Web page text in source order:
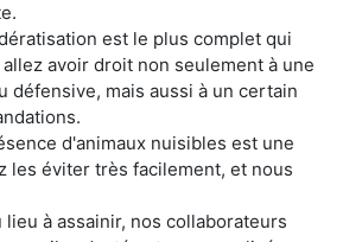
est le plus complet qui
avoir droit non seulement à une
défensive, mais aussi à un certain
d'animaux nuisibles est une
les éviter très facilement, et nous
lieu à assainir, nos collaborateurs